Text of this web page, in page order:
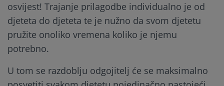
osvijest! Trajanje prilagodbe individualno je od
djeteta do djeteta te je nužno da svom djetetu
pružite onoliko vremena koliko je njemu
potrebno.
U tom se razdoblju odgojitelj će se maksimalno